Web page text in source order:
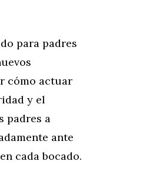
para padres
cómo actuar
y el
padres a
ante
cada bocado.